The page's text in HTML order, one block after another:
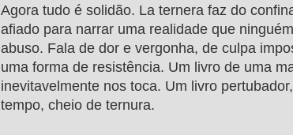
Agora tudo é solidão. La ternera faz do
afiado para narrar uma realidade que
abuso. Fala de dor e vergonha, de culpa
uma forma de resistência. Um livro de uma
inevitavelmente nos toca. Um livro
tempo, cheio de ternura.